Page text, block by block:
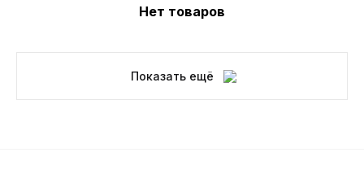
Нет товаров
Показать ещё